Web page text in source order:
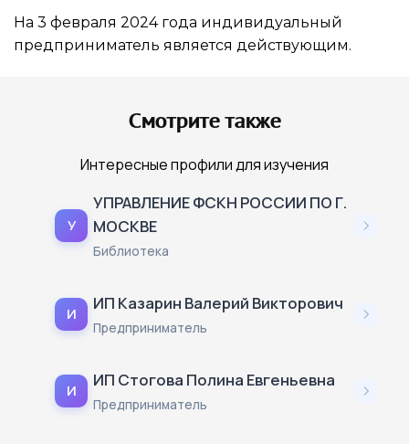
На 3 февраля 2024 года индивидуальный
предприниматель является действующим.
Смотрите также
Интересные профили для изучения
У
УПРАВЛЕНИЕ ФСКН РОССИИ ПО Г.
МОСКВЕ
Библиотека
И
ИП Казарин Валерий Викторович
Предприниматель
И
ИП Стогова Полина Евгеньевна
Предприниматель